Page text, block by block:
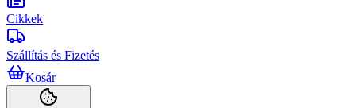
Cikkek
Szállítás és Fizetés
Kosár